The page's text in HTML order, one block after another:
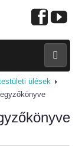
ülések